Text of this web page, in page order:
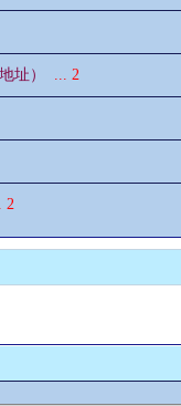
址） ... 2
2